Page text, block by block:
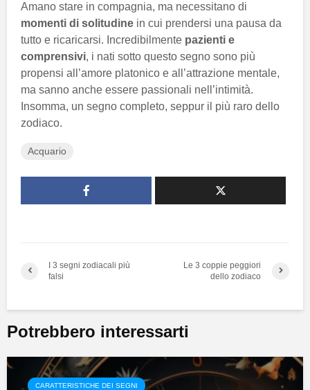
Amano stare in compagnia, ma necessitano di
momenti di solitudine in cui prendersi una pausa da
tutto e ricaricarsi. Incredibilmente pazienti e
comprensivi, i nati sotto questo segno sono più
propensi all’amore platonico e all’attrazione mentale,
ma sanno anche essere passionali nell’intimità.
Insomma, un segno completo, seppur il più raro dello
zodiaco.
Acquario
I 3 segni zodiacali più
falsi
Le 3 coppie peggiori
dello zodiaco
Potrebbero interessarti
CARATTERISTICHE DEI SEGNI